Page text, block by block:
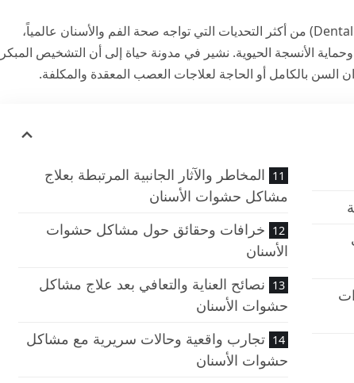
(Dental Filling Problems) من أكثر التحديات التي تواجه صحة الفم والأسنان عالمياً،
الأنسجة الحيوية. نشير في مدونة حياة إلى أن التشخيص المبكر
السن بالكامل أو الحاجة لعلاجات العصب المعقدة والمكلفة.
المخاطر والآثار الجانبية المرتبطة بعلاج
مشاكل حشوات الأسنان
خرافات وحقائق حول مشاكل حشوات
الأسنان
نصائح العناية والتعافي بعد علاج مشاكل
حشوات الأسنان
تجارب واقعية وحالات سريرية مع مشاكل
حشوات الأسنان